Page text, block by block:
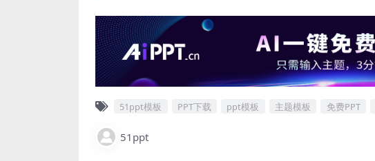
51ppt模板 PPT下载 ppt模板 主题模板 免费PPT
51ppt